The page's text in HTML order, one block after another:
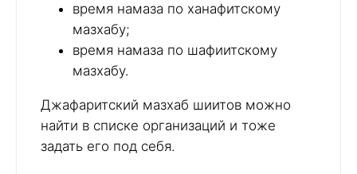
время намаза по ханафитскому
мазхабу;
время намаза по шафиитскому
мазхабу.
Джафаритский мазхаб шиитов можно
найти в списке организаций и тоже
задать его под себя.